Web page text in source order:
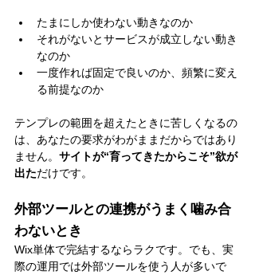
たまにしか使わない動きなのか
それがないとサービスが成立しない動き
なのか
一度作れば固定で良いのか、頻繁に変え
る前提なのか
テンプレの範囲を超えたときに苦しくなるの
は、あなたの要求がわがままだからではあり
ません。 サイトが“育ってきたからこそ”欲が
出ただけです。
外部ツールとの連携がうまく噛み合
わないとき
Wix単体で完結するならラクです。でも、実
際の運用では外部ツールを使う人が多いで